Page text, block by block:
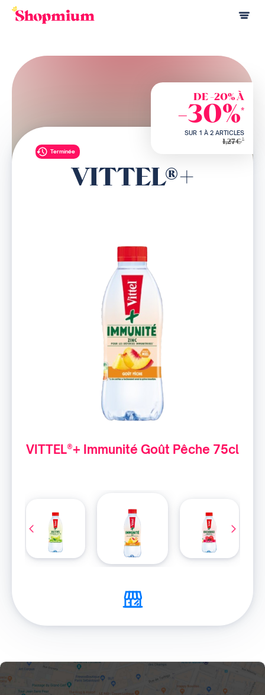
Terminée
VITTEL®+ Immunité Goût Pêche 75cl
VITTEL®+
DE -20% À
-30%*
SUR 1 À 2 ARTICLES
1,27€*